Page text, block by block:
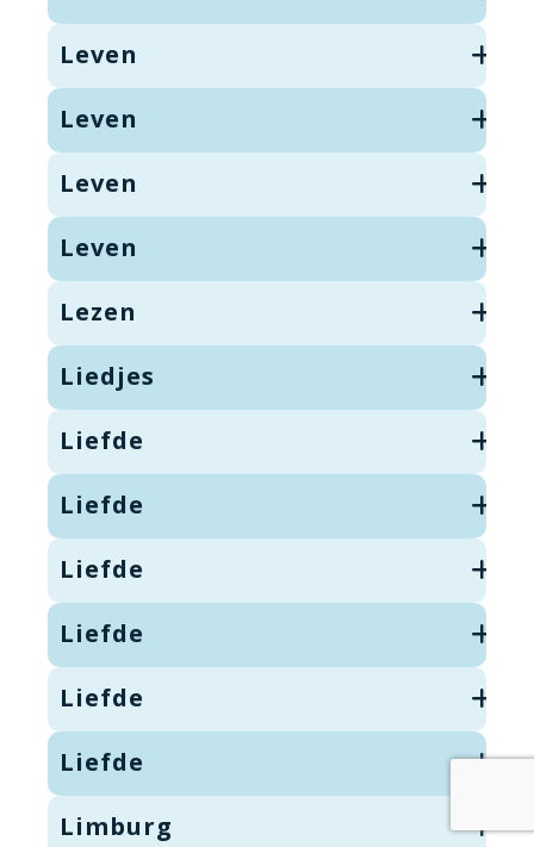
Leven
Leven
Leven
Leven
Lezen
Liedjes
Liefde
Liefde
Liefde
Liefde
Liefde
Liefde
Limburg